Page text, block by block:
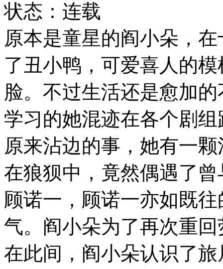
状态：连载
原本是童星的阎小朵，
了丑小鸭，可爱喜人的
脸。不过生活还是愈加
学习的她混迹在各个剧
原来沾边的事，她有一
在狼狈中，竟然偶遇了
顾诺一，顾诺一亦如既
气。阎小朵为了再次重
在此间，阎小朵认识了